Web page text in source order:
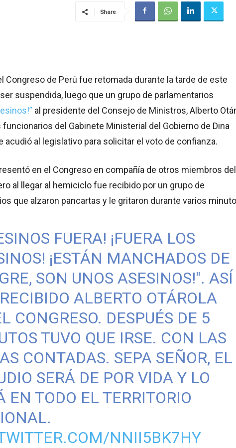
Share
Congreso de Perú fue retomada durante la tarde de este
suspendida, luego que un grupo de parlamentarios
al presidente del Consejo de Ministros, Alberto
del Gabinete Ministerial del Gobierno de Dina
acudió al legislativo para solicitar el voto de confianza.
en el Congreso en compañía de otros miembros del
al llegar al hemiciclo fue recibido por un grupo de
que alzaron pancartas y le gritaron durante varios
FUERA! ¡FUERA LOS
¡ESTÁN MANCHADOS DE
SON UNOS ASESINOS!". ASÍ
ALBERTO OTÁROLA
CONGRESO. DESPUÉS DE 5
TUVO QUE IRSE. CON LAS
CONTADAS. SEPA SEÑOR, EL
SERÁ DE POR VIDA Y LO
EN TODO EL TERRITORIO
NNII5BK7HY